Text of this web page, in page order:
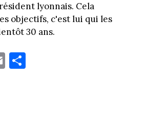
lyonnais. Cela
objectifs, c'est lui qui les
30 ans.
E
m
Pa
rt